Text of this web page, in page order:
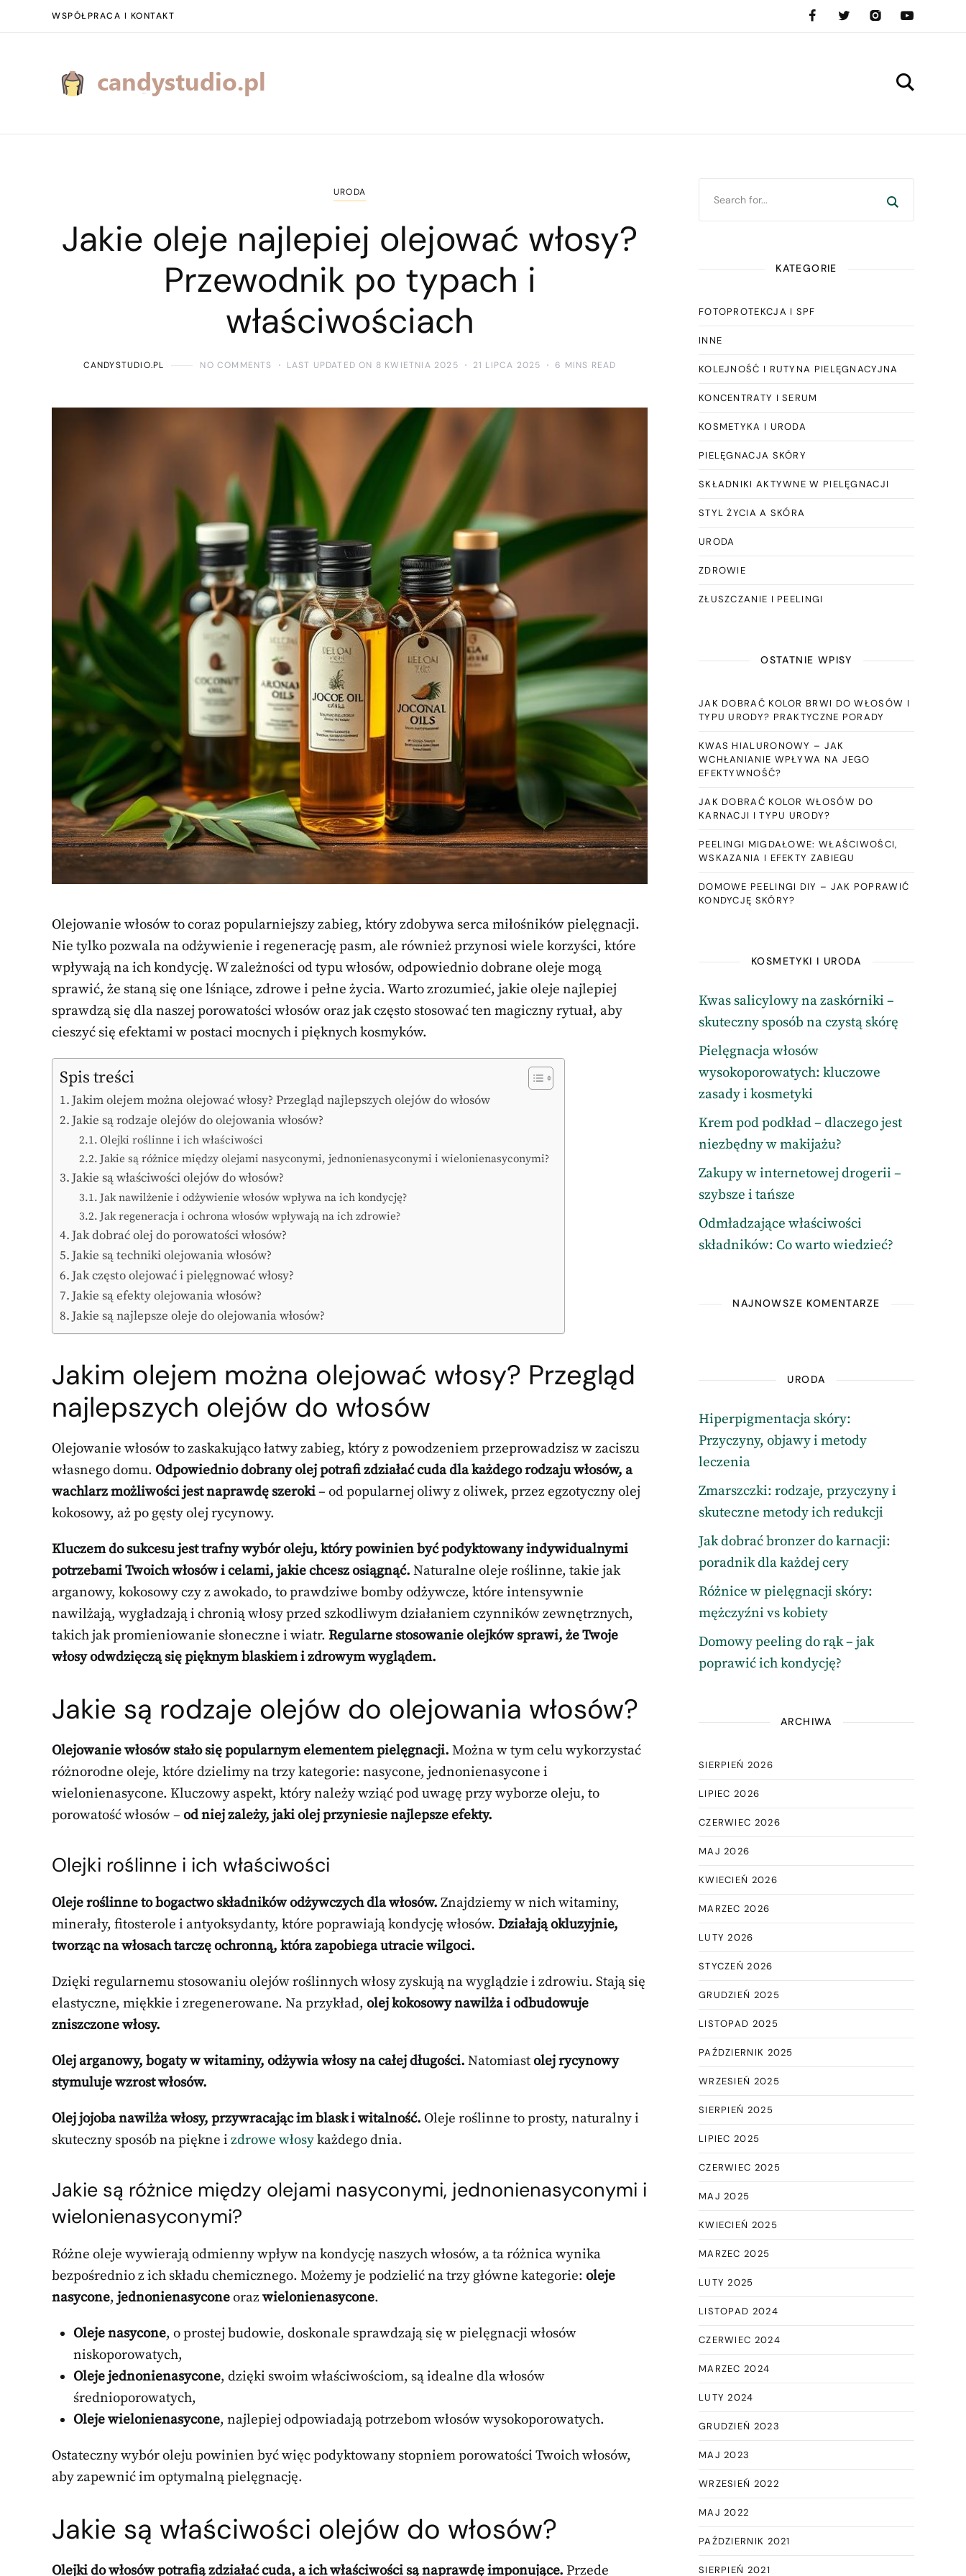
WSPÓŁPRACA I KONTAKT
URODA
Jakie oleje najlepiej olejować włosy?
Przewodnik po typach i
właściwościach
CANDYSTUDIO.PL NO COMMENTS LAST UPDATED ON 8 KWIETNIA 2025 21 LIPCA 2025 6 MINS READ
Olejowanie włosów to coraz popularniejszy zabieg, który zdobywa serca miłośników pielęgnacji.
Nie tylko pozwala na odżywienie i regenerację pasm, ale również przynosi wiele korzyści, które
wpływają na ich kondycję. W zależności od typu włosów, odpowiednio dobrane oleje mogą
sprawić, że staną się one lśniące, zdrowe i pełne życia. Warto zrozumieć, jakie oleje najlepiej
sprawdzą się dla naszej porowatości włosów oraz jak często stosować ten magiczny rytuał, aby
cieszyć się efektami w postaci mocnych i pięknych kosmyków.
Spis treści
Jakim olejem można olejować włosy? Przegląd najlepszych olejów do włosów
Jakie są rodzaje olejów do olejowania włosów?
Olejki roślinne i ich właściwości
Jakie są różnice między olejami nasyconymi, jednonienasyconymi i wielonienasyconymi?
Jakie są właściwości olejów do włosów?
Jak nawilżenie i odżywienie włosów wpływa na ich kondycję?
Jak regeneracja i ochrona włosów wpływają na ich zdrowie?
Jak dobrać olej do porowatości włosów?
Jakie są techniki olejowania włosów?
Jak często olejować i pielęgnować włosy?
Jakie są efekty olejowania włosów?
Jakie są najlepsze oleje do olejowania włosów?
Jakim olejem można olejować włosy? Przegląd
najlepszych olejów do włosów
Olejowanie włosów to zaskakująco łatwy zabieg, który z powodzeniem przeprowadzisz w zaciszu
własnego domu. Odpowiednio dobrany olej potrafi zdziałać cuda dla każdego rodzaju włosów, a
wachlarz możliwości jest naprawdę szeroki– od popularnej oliwy z oliwek, przez egzotyczny olej
kokosowy, aż po gęsty olej rycynowy.
Kluczem do sukcesu jest trafny wybór oleju, który powinien być podyktowany indywidualnymi
potrzebami Twoich włosów i celami, jakie chcesz osiągnąć. Naturalne oleje roślinne, takie jak
arganowy, kokosowy czy z awokado, to prawdziwe bomby odżywcze, które intensywnie
nawilżają, wygładzają i chronią włosy przed szkodliwym działaniem czynników zewnętrznych,
takich jak promieniowanie słoneczne i wiatr. Regularne stosowanie olejków sprawi, że Twoje
włosy odwdzięczą się pięknym blaskiem i zdrowym wyglądem.
Jakie są rodzaje olejów do olejowania włosów?
Olejowanie włosów stało się popularnym elementem pielęgnacji. Można w tym celu wykorzystać
różnorodne oleje, które dzielimy na trzy kategorie: nasycone, jednonienasycone i
wielonienasycone. Kluczowy aspekt, który należy wziąć pod uwagę przy wyborze oleju, to
porowatość włosów – od niej zależy, jaki olej przyniesie najlepsze efekty.
Olejki roślinne i ich właściwości
Oleje roślinne to bogactwo składników odżywczych dla włosów. Znajdziemy w nich witaminy,
minerały, fitosterole i antyoksydanty, które poprawiają kondycję włosów. Działają okluzyjnie,
tworząc na włosach tarczę ochronną, która zapobiega utracie wilgoci.
Dzięki regularnemu stosowaniu olejów roślinnych włosy zyskują na wyglądzie i zdrowiu. Stają się
elastyczne, miękkie i zregenerowane. Na przykład, olej kokosowy nawilża i odbudowuje
zniszczone włosy.
Olej arganowy, bogaty w witaminy, odżywia włosy na całej długości. Natomiastolej rycynowy
stymuluje wzrost włosów.
Olej jojoba nawilża włosy, przywracając im blask i witalność. Oleje roślinne to prosty, naturalny i
skuteczny sposób na piękne i zdrowe włosykażdego dnia.
Jakie są różnice między olejami nasyconymi, jednonienasyconymi i
wielonienasyconymi?
Różne oleje wywierają odmienny wpływ na kondycję naszych włosów, a ta różnica wynika
bezpośrednio z ich składu chemicznego. Możemy je podzielić na trzy główne kategorie: oleje
nasycone, jednonienasyconeorazwielonienasycone.
Oleje nasycone, o prostej budowie, doskonale sprawdzają się w pielęgnacji włosów
niskoporowatych,
Oleje jednonienasycone, dzięki swoim właściwościom, są idealne dla włosów
średnioporowatych,
Oleje wielonienasycone, najlepiej odpowiadają potrzebom włosów wysokoporowatych.
Ostateczny wybór oleju powinien być więc podyktowany stopniem porowatości Twoich włosów,
aby zapewnić im optymalną pielęgnację.
Jakie są właściwości olejów do włosów?
Olejki do włosów potrafią zdziałać cuda, a ich właściwości są naprawdę imponujące. Przede
KATEGORIE
FOTOPROTEKCJA I SPF
INNE
KOLEJNOŚĆ I RUTYNA PIELĘGNACYJNA
KONCENTRATY I SERUM
KOSMETYKA I URODA
PIELĘGNACJA SKÓRY
SKŁADNIKI AKTYWNE W PIELĘGNACJI
STYL ŻYCIA A SKÓRA
URODA
ZDROWIE
ZŁUSZCZANIE I PEELINGI
OSTATNIE WPISY
JAK DOBRAĆ KOLOR BRWI DO WŁOSÓW I
TYPU URODY? PRAKTYCZNE PORADY
KWAS HIALURONOWY – JAK
WCHŁANIANIE WPŁYWA NA JEGO
EFEKTYWNOŚĆ?
JAK DOBRAĆ KOLOR WŁOSÓW DO
KARNACJI I TYPU URODY?
PEELINGI MIGDAŁOWE: WŁAŚCIWOŚCI,
WSKAZANIA I EFEKTY ZABIEGU
DOMOWE PEELINGI DIY – JAK POPRAWIĆ
KONDYCJĘ SKÓRY?
KOSMETYKI I URODA
Kwas salicylowy na zaskórniki –
skuteczny sposób na czystą skórę
Pielęgnacja włosów
wysokoporowatych: kluczowe
zasady i kosmetyki
Krem pod podkład – dlaczego jest
niezbędny w makijażu?
Zakupy w internetowej drogerii –
szybsze i tańsze
Odmładzające właściwości
składników: Co warto wiedzieć?
NAJNOWSZE KOMENTARZE
URODA
Hiperpigmentacja skóry:
Przyczyny, objawy i metody
leczenia
Zmarszczki: rodzaje, przyczyny i
skuteczne metody ich redukcji
Jak dobrać bronzer do karnacji:
poradnik dla każdej cery
Różnice w pielęgnacji skóry:
mężczyźni vs kobiety
Domowy peeling do rąk – jak
poprawić ich kondycję?
ARCHIWA
SIERPIEŃ 2026
LIPIEC 2026
CZERWIEC 2026
MAJ 2026
KWIECIEŃ 2026
MARZEC 2026
LUTY 2026
STYCZEŃ 2026
GRUDZIEŃ 2025
LISTOPAD 2025
PAŹDZIERNIK 2025
WRZESIEŃ 2025
SIERPIEŃ 2025
LIPIEC 2025
CZERWIEC 2025
MAJ 2025
KWIECIEŃ 2025
MARZEC 2025
LUTY 2025
LISTOPAD 2024
CZERWIEC 2024
MARZEC 2024
LUTY 2024
GRUDZIEŃ 2023
MAJ 2023
WRZESIEŃ 2022
MAJ 2022
PAŹDZIERNIK 2021
SIERPIEŃ 2021